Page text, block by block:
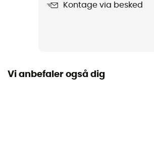
Lukkesystem
Kontage via besked
Vi anbefaler også dig